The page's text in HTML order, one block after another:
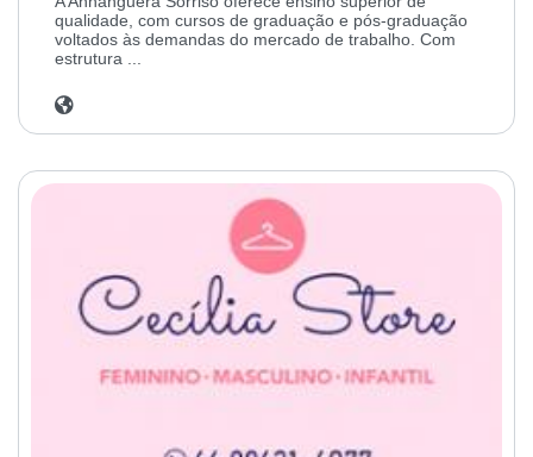
qualidade, com cursos de graduação e pós-graduação
voltados às demandas do mercado de trabalho. Com
estrutura ...